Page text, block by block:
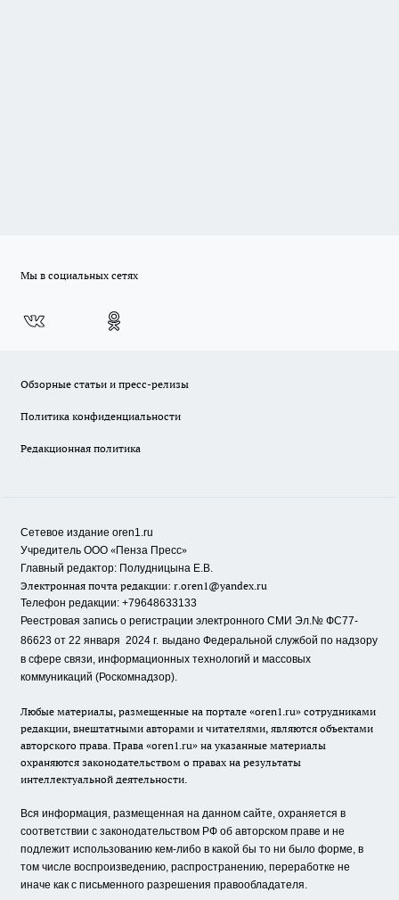
Мы в социальных сетях
Обзорные статьи и пресс-релизы
Политика конфиденциальности
Редакционная политика
Сетевое издание oren1.ru
Учредитель ООО «Пенза Пресс»
Главный редактор: Полудницына Е.В.
Электронная почта редакции: r.oren1@yandex.ru
Телефон редакции: +79648633133
Реестровая запись о регистрации электронного СМИ Эл.№ ФС77-
86623 от 22 января 2024 г. выдано Федеральной службой по надзору
в сфере связи, информационных технологий и массовых
коммуникаций (Роскомнадзор).
Любые материалы, размещенные на портале «oren1.ru» сотрудниками
редакции, внештатными авторами и читателями, являются объектами
авторского права. Права «oren1.ru» на указанные материалы
охраняются законодательством о правах на результаты
интеллектуальной деятельности.
Вся информация, размещенная на данном сайте, охраняется в
соответствии с законодательством РФ об авторском праве и не
подлежит использованию кем-либо в какой бы то ни было форме, в
том числе воспроизведению, распространению, переработке не
иначе как с письменного разрешения правообладателя.